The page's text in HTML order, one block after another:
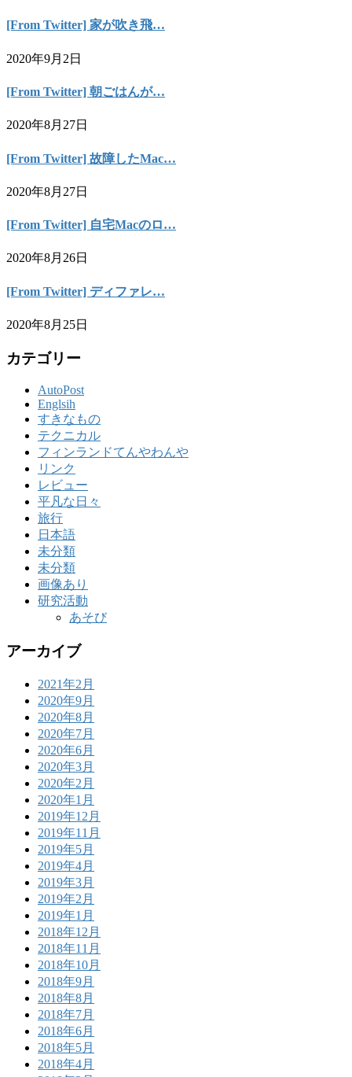
[From Twitter] 家が吹き飛…
2020年9月2日
[From Twitter] 朝ごはんが…
2020年8月27日
[From Twitter] 故障したMac…
2020年8月27日
[From Twitter] 自宅Macのロ…
2020年8月26日
[From Twitter] ディファレ…
2020年8月25日
カテゴリー
AutoPost
Englsih
すきなもの
テクニカル
フィンランドてんやわんや
リンク
レビュー
平凡な日々
旅行
日本語
未分類
未分類
画像あり
研究活動
あそび
アーカイブ
2021年2月
2020年9月
2020年8月
2020年7月
2020年6月
2020年3月
2020年2月
2020年1月
2019年12月
2019年11月
2019年5月
2019年4月
2019年3月
2019年2月
2019年1月
2018年12月
2018年11月
2018年10月
2018年9月
2018年8月
2018年7月
2018年6月
2018年5月
2018年4月